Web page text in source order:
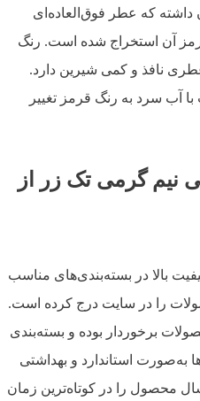
داشته که عطر فوق‌العاده‌ای
آن استخراج شده است. رنگ
نافذ و کمی شیرین دارد.
آب سرد به رنگ قرمز تغییر
نیم گرمی تک زر از
بالا در بسته‌بندی‌های مناسب
را در سایت درج کرده است.
برخوردار بوده و بسته‌بندی
به‌صورت استاندارد و بهداشتی
محصول را در کوتاه‌ترین زمان